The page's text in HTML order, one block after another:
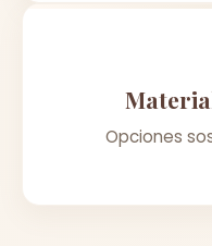
Opciones